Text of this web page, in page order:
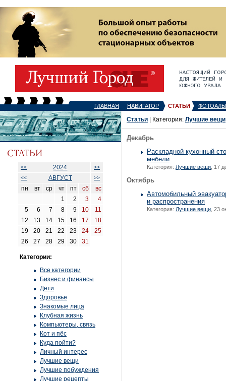
ГЛАВНАЯ НАВИГАТОР СТАТЬИ
<< 2024
>>
<<
АВГУСТ >>
пн вт ср чт пт сб
вс
1
2 3
4
5
6 7 8 9 10
11
12
13 14 15 16 17
18
19
20 21 22 23 24
25
26
27 28 29 30 31
Категории:
Все категории
Бизнес и финансы
Дети
Здоровье
Знакомые лица
Клубная жизнь
Компьютеры, связь
Кот и пёс
Куда пойти?
Личный интерес
Лучшие вещи
Лучшие побуждения
Лучшие рецепты
Статьи | Категория: Лучшие вещи
Декабрь
Раскладной кухонный
мебели
Категория: Лучшие вещи , 17
Октябрь
Автомобильный
и распространения
Категория: Лучшие вещи , 23